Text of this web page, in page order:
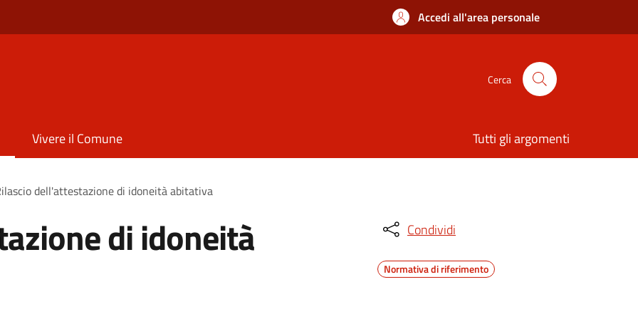
Accedi all'area personale
Cerca
Vivere il Comune Tutti gli argomenti
dell'attestazione di idoneità abitativa
di idoneità Condividi
Normativa di riferimento